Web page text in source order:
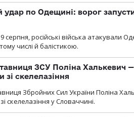
удар по Одещині: ворог
серпня, російські війська атакували
числі й балістикою.
ЗСУ Поліна Халькевич
зі скелелазіння
Збройних Сил України Поліна
скелелазіння у Словаччині.